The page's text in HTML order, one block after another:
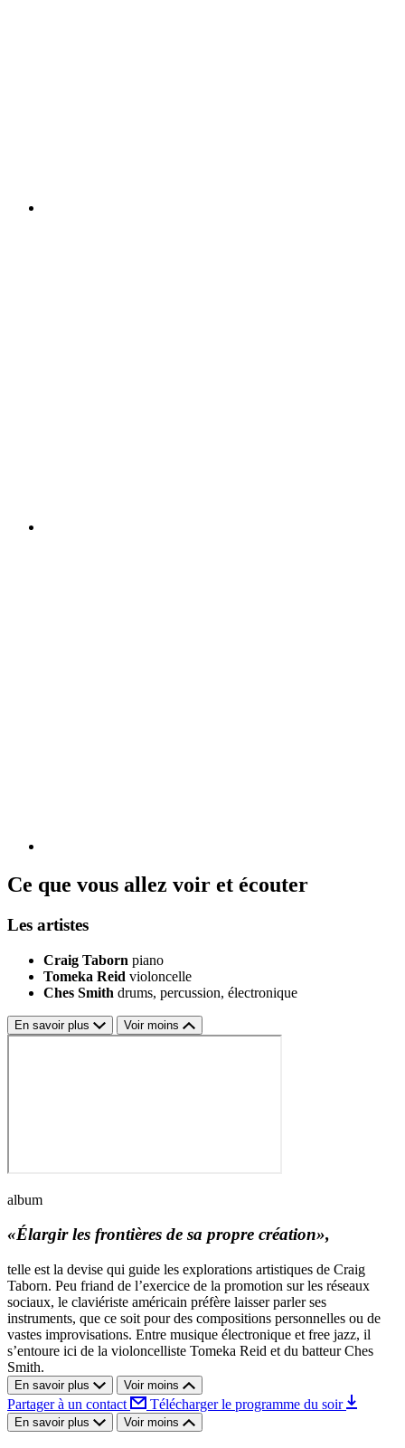
Ce que vous allez voir et écouter
Les artistes
Craig Taborn piano
Tomeka Reid violoncelle
Ches Smith drums, percussion, électronique
En savoir plus Voir moins
album
«Élargir les frontières de sa propre création»,
telle est la devise qui guide les explorations artistiques de Craig
Taborn. Peu friand de l’exercice de la promotion sur les réseaux
sociaux, le claviériste américain préfère laisser parler ses
instruments, que ce soit pour des compositions personnelles ou de
vastes improvisations. Entre musique électronique et free jazz, il
s’entoure ici de la violoncelliste Tomeka Reid et du batteur Ches
Smith.
En savoir plus Voir moins
Partager à un contact Télécharger le programme du soir
En savoir plus Voir moins